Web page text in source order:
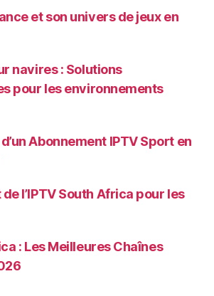
et son univers de jeux en
navires : Solutions
pour les environnements
Abonnement IPTV Sport en
l’IPTV South Africa pour les
: Les Meilleures Chaînes